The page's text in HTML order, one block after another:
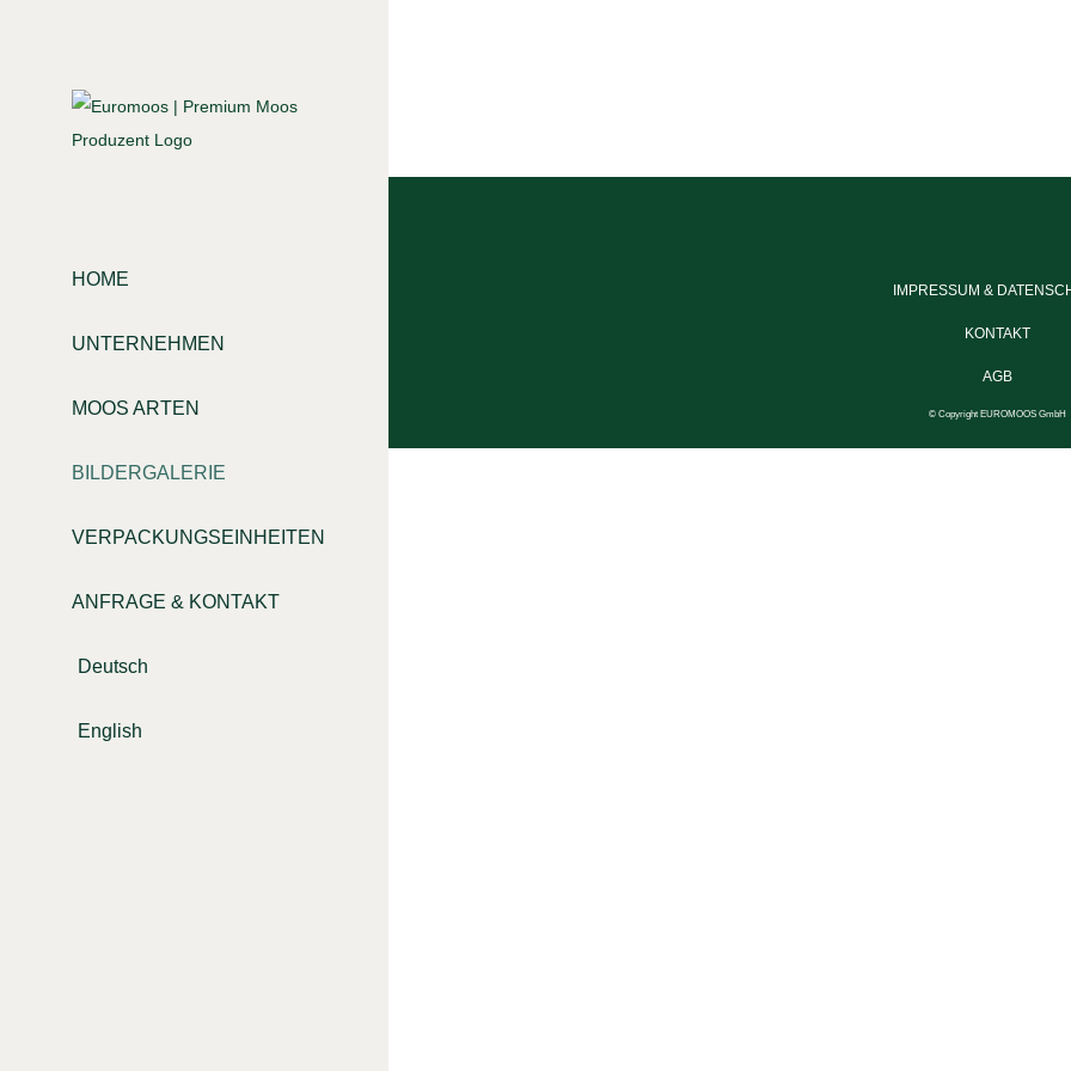
HOME
UNTERNEHMEN
MOOS ARTEN
BILDERGALERIE
VERPACKUNGSEINHEITEN
ANFRAGE & KONTAKT
Deutsch
English
IMPRESSUM &
KONTAKT
AGB
© Copy­right EUROMOOS GmbH